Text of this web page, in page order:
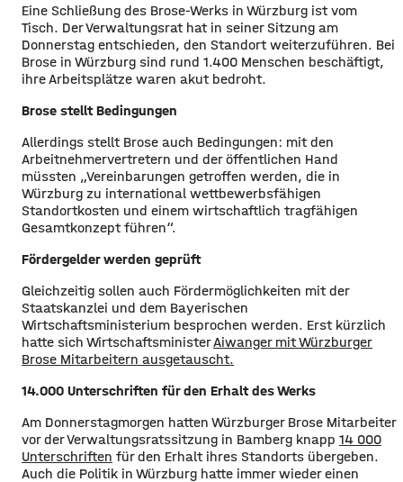
Eine Schließung des Brose-Werks in Würzburg ist vom
Tisch. Der Verwaltungsrat hat in seiner Sitzung am
Donnerstag entschieden, den Standort weiterzuführen. Bei
Brose in Würzburg sind rund 1.400 Menschen beschäftigt,
ihre Arbeitsplätze waren akut bedroht.
Brose stellt Bedingungen
Allerdings stellt Brose auch Bedingungen: mit den
Arbeitnehmervertretern und der öffentlichen Hand
müssten „Vereinbarungen getroffen werden, die in
Würzburg zu international wettbewerbsfähigen
Standortkosten und einem wirtschaftlich tragfähigen
Gesamtkonzept führen“.
Fördergelder werden geprüft
Gleichzeitig sollen auch Fördermöglichkeiten mit der
Staatskanzlei und dem Bayerischen
Wirtschaftsministerium besprochen werden. Erst kürzlich
hatte sich WirtschaftsministerAiwanger mit Würzburger
Brose Mitarbeitern ausgetauscht.
14.000 Unterschriften für den Erhalt des Werks
Am Donnerstagmorgen hatten Würzburger Brose Mitarbeiter
vor der Verwaltungsratssitzung in Bamberg knapp 14 000
Unterschriften für den Erhalt ihres Standorts übergeben.
Auch die Politik in Würzburg hatte immer wieder einen